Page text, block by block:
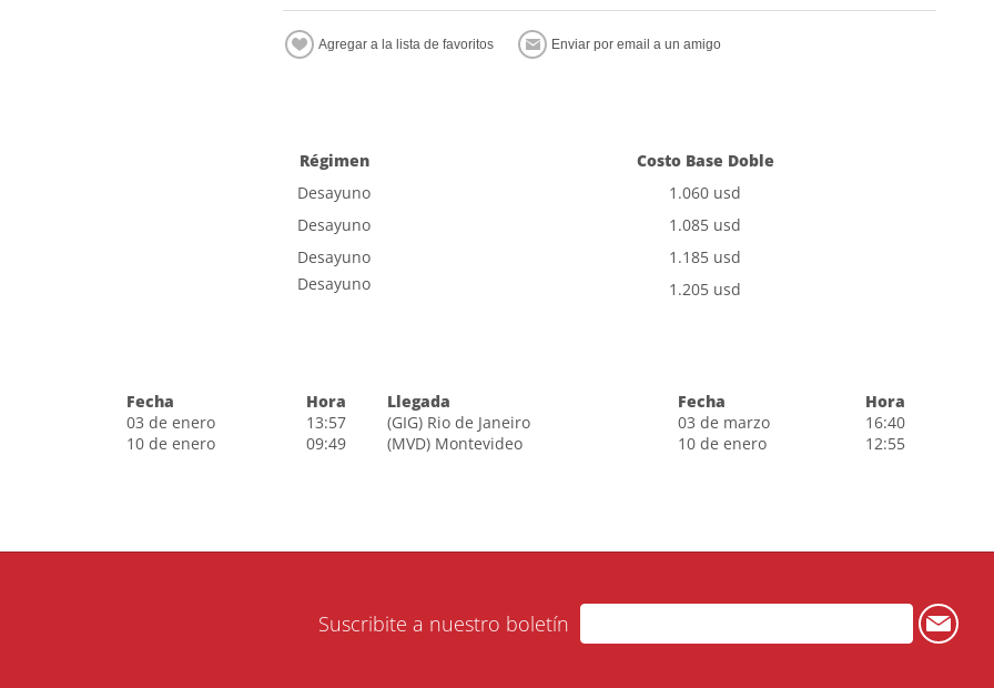
Régimen
Costo Base Doble
Desayuno
1.060 usd
Desayuno
1.085 usd
Desayuno
1.185 usd
Desayuno 1.205 usd
Fecha Hora Llegada Fecha
Hora
03 de enero 13:57 (GIG) Rio de Janeiro 03 de marzo
16:40
10 de enero 09:49 (MVD) Montevideo 10 de enero 12:55
Suscribite a nuestro boletín